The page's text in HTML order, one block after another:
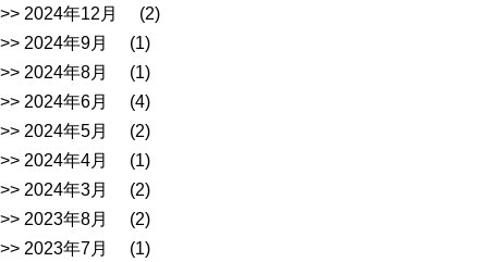
2024年12月
(2)
2024年9月
(1)
2024年8月
(1)
2024年6月
(4)
2024年5月
(2)
2024年4月
(1)
2024年3月
(2)
2023年8月
(2)
2023年7月
(1)